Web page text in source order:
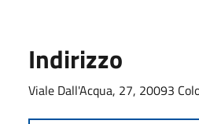
Indirizzo
Viale Dall'Acqua, 27, 20093